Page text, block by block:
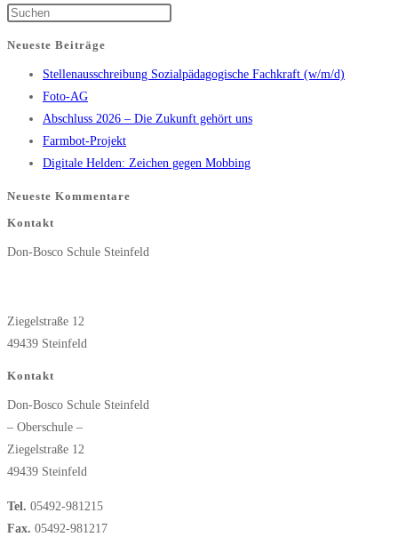
close
search
Neueste Beiträge
Stellenausschreibung Sozialpädagogische Fachkraft (w/m/d)
Foto-AG
Abschluss 2026 – Die Zukunft gehört uns
Farmbot-Projekt
Digitale Helden: Zeichen gegen Mobbing
Neueste Kommentare
Kontakt
Don-Bosco Schule Steinfeld
Ziegelstraße 12
49439 Steinfeld
Kontakt
Don-Bosco Schule Steinfeld
– Oberschule –
Ziegelstraße 12
49439 Steinfeld
Tel. 05492-981215
Fax. 05492-981217